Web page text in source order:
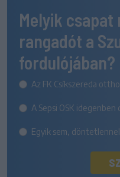
Melyik csapat
rangadót a
fordulójában?
Az FK Csíkszereda
A Sepsi OSK idegenben
Egyik sem,